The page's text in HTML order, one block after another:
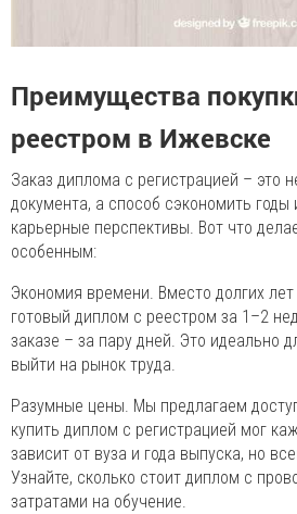
Преимущества
реестром в Ижевске
Заказ диплома с регистрацией – это
документа, а способ сэкономить годы
карьерные перспективы. Вот что
особенным:
Экономия времени. Вместо долгих
готовый диплом с реестром за 1–2
заказе – за пару дней. Это идеально
выйти на рынок труда.
Разумные цены. Мы предлагаем
купить диплом с регистрацией мог
зависит от вуза и года выпуска, но
Узнайте, сколько стоит диплом с
затратами на обучение.